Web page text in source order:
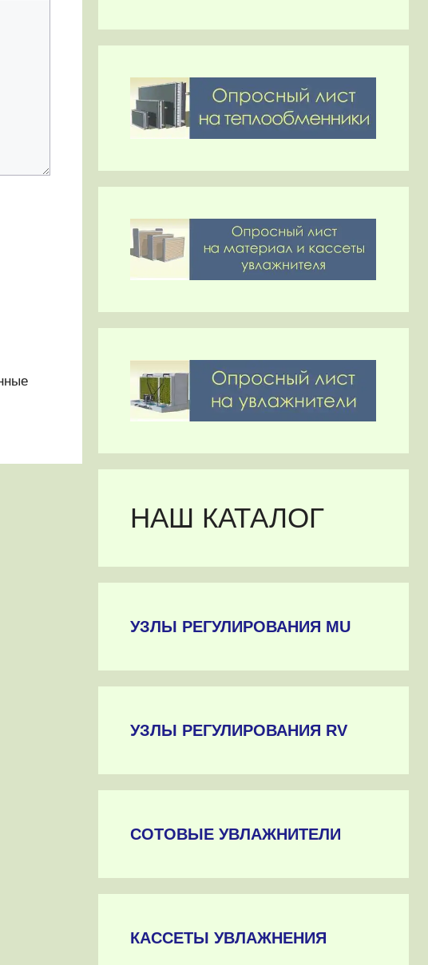
НАШ КАТАЛОГ
УЗЛЫ РЕГУЛИРОВАНИЯ MU
УЗЛЫ РЕГУЛИРОВАНИЯ RV
СОТОВЫЕ УВЛАЖНИТЕЛИ
КАССЕТЫ УВЛАЖНЕНИЯ